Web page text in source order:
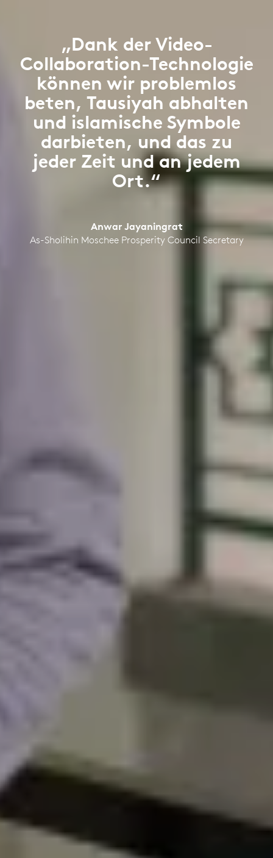
„Dank der Video-
Collaboration-Technologie
können wir problemlos
beten, Tausiyah abhalten
und islamische Symbole
darbieten, und das zu
jeder Zeit und an jedem
Ort.“
Anwar Jayaningrat
As-Sholihin Moschee Prosperity Council Secretary